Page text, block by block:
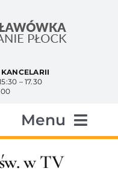
– 17.30
Menu
w TV